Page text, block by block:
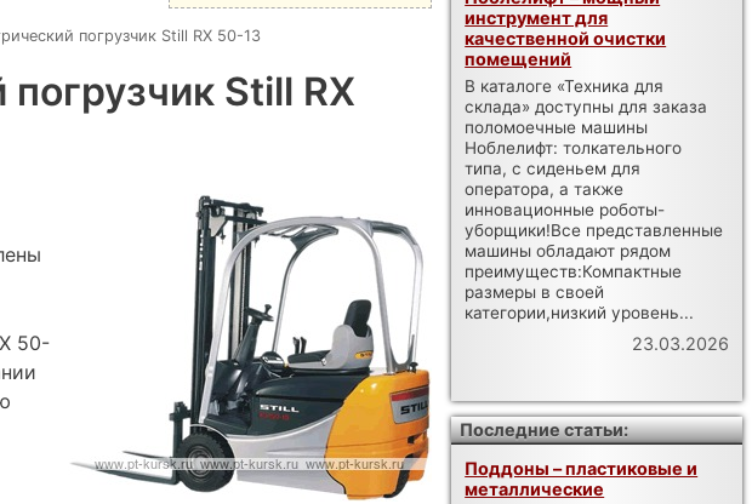
погрузчик Still RX 50-13
Still RX
50-
инструмент для
качественной очистки
помещений
В каталоге «Техника для
склада» доступны для заказа
поломоечные машины
Ноблелифт: толкательного
типа, с сиденьем для
оператора, а также
инновационные роботы-
уборщики!Все представленные
машины обладают рядом
преимуществ:Компактные
размеры в своей
категории,низкий уровень...
23.03.2026
Последние статьи:
Поддоны – пластиковые и
металлические